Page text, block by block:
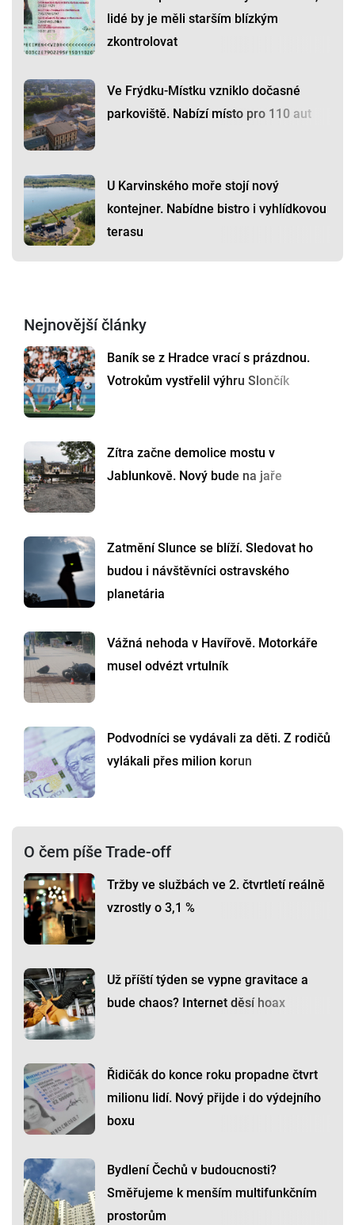
lidé by je měli starším blízkým
zkontrolovat
Ve Frýdku-Místku vzniklo dočasné
parkoviště. Nabízí místo pro 110 aut
U Karvinského moře stojí nový
kontejner. Nabídne bistro i vyhlídkovou
terasu
Nejnovější články
Baník se z Hradce vrací s prázdnou.
Votrokům vystřelil výhru Slončík
Zítra začne demolice mostu v
Jablunkově. Nový bude na jaře
Zatmění Slunce se blíží. Sledovat ho
budou i návštěvníci ostravského
planetária
Vážná nehoda v Havířově. Motorkáře
musel odvézt vrtulník
Podvodníci se vydávali za děti. Z rodičů
vylákali přes milion korun
O čem píše Trade-off
Tržby ve službách ve 2. čtvrtletí reálně
vzrostly o 3,1 %
Už příští týden se vypne gravitace a
bude chaos? Internet děsí hoax
Řidičák do konce roku propadne čtvrt
milionu lidí. Nový přijde i do výdejního
boxu
Bydlení Čechů v budoucnosti?
Směřujeme k menším multifunkčním
prostorům